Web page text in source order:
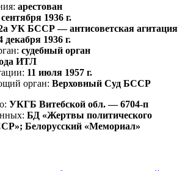
арестован
сентября 1936 г.
УК БССР — антисоветская агитация
декабря 1936 г.
судебный орган
ИТЛ
11 июля 1957 г.
орган: Верховный Суд БССР
УКГБ Витебской обл. — 6704-п
БД «Жертвы политического
Белорусский «Мемориал»